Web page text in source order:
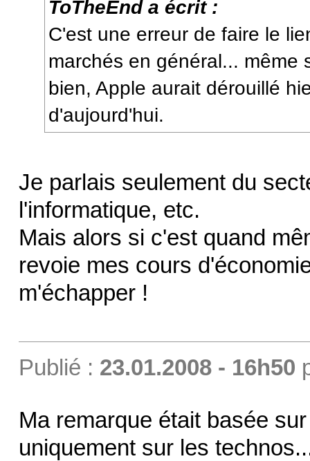
ToTheEnd a écrit :
C'est une erreur de faire le
marchés en général... même
bien, Apple aurait dérouillé
d'aujourd'hui.
Je parlais seulement du
l'informatique, etc.
Mais alors si c'est quand
revoie mes cours
m'échapper !
Publié : 23.01.2008 - 16h50
Ma remarque était basée
uniquement sur les